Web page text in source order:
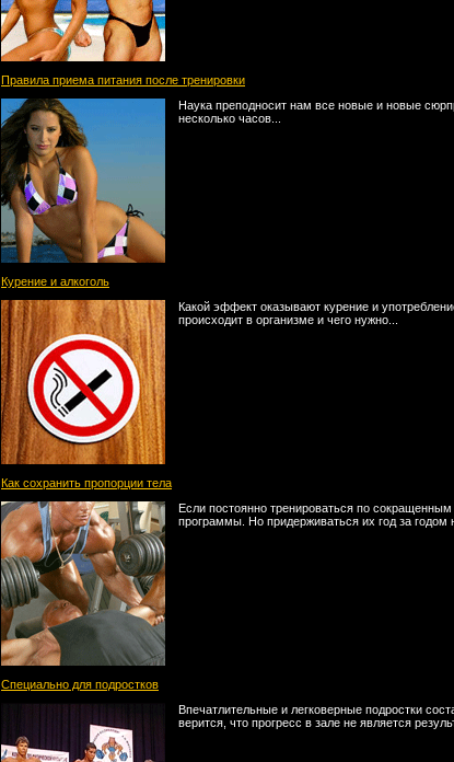
Правила приема питания после тренировки
Наука преподносит нам все новые и новые
несколько часов...
Курение и алкоголь
Какой эффект оказывают курение и
происходит в организме и чего нужно...
Как сохранить пропорции тела
Если постоянно тренироваться по
программы. Но придерживаться их год за годом
Специально для подростков
Впечатлительные и легковерные подростки
верится, что прогресс в зале не является